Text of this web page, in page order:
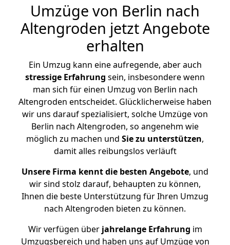
Umzüge von Berlin nach
Altengroden jetzt Angebote
erhalten
Ein Umzug kann eine aufregende, aber auch
stressige Erfahrung sein, insbesondere wenn
man sich für einen Umzug von Berlin nach
Altengroden entscheidet. Glücklicherweise haben
wir uns darauf spezialisiert, solche Umzüge von
Berlin nach Altengroden, so angenehm wie
möglich zu machen und Sie zu unterstützen,
damit alles reibungslos verläuft
Unsere Firma kennt die besten Angebote, und
wir sind stolz darauf, behaupten zu können,
Ihnen die beste Unterstützung für Ihren Umzug
nach Altengroden bieten zu können.
Wir verfügen überjahrelange Erfahrung im
Umzugsbereich und haben uns auf Umzüge von